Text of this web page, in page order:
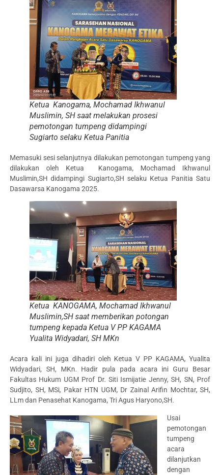
Ketua Kanogama, Mochamad Ikhwanul
Muslimin, SH saat melakukan prosesi
pemotongan tumpeng didampingi
Sugiarto selaku Ketua Panitia
Memasuki sesi selanjutnya dilakukan pemotongan tumpeng yang
dilakukan oleh Ketua Kanogama, Mochamad Ikhwanul
Muslimin,SH didampingi Sugiarto,SH selaku Ketua Panitia Satu
Dasawarsa Kanogama 2025.
Ketua KANOGAMA, Mochamad Ikhwanul
Muslimin,SH saat memberikan potongan
tumpeng kepada Ketua V PP KAGAMA
Yualita Widyadari, SH MKn
Acara kali ini juga dihadiri oleh Ketua V PP KAGAMA, Yualita
Widyadari, SH, MKn. Hadir pula pada acara ini Guru Besar
Fakultas Hukum UGM Prof Dr. Siti Ismijatie Jenny, SH, SN, Prof
Sudjito, SH, MSi, Pakar HTN UGM, Dr Zainal Arifin Mochtar, SH,
LLm dan Penasehat Kanogama, Tri Agus Haryono,SH.
Usai
pemotongan
tumpeng
acara
dilanjutkan
dengan